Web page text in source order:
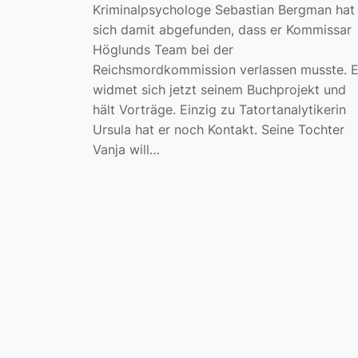
Kriminalpsychologe Sebastian Bergman hat
sich damit abgefunden, dass er Kommissar
Höglunds Team bei der
Reichsmordkommission verlassen musste.
widmet sich jetzt seinem Buchprojekt und
hält Vorträge. Einzig zu Tatortanalytikerin
Ursula hat er noch Kontakt. Seine Tochter
Vanja will…